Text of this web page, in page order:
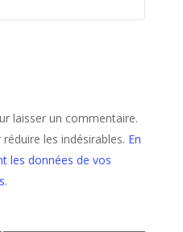
laisser un commentaire.
les indésirables. En
les données de vos
.